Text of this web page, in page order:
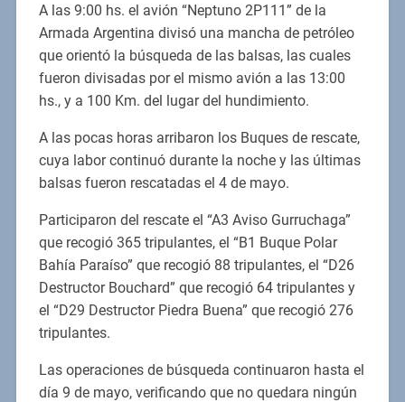
A las 9:00 hs. el avión “Neptuno 2P111” de la
Armada Argentina divisó una mancha de petróleo
que orientó la búsqueda de las balsas, las cuales
fueron divisadas por el mismo avión a las 13:00
hs., y a 100 Km. del lugar del hundimiento.
A las pocas horas arribaron los Buques de rescate,
cuya labor continuó durante la noche y las últimas
balsas fueron rescatadas el 4 de mayo.
Participaron del rescate el “A3 Aviso Gurruchaga”
que recogió 365 tripulantes, el “B1 Buque Polar
Bahía Paraíso” que recogió 88 tripulantes, el “D26
Destructor Bouchard” que recogió 64 tripulantes y
el “D29 Destructor Piedra Buena” que recogió 276
tripulantes.
Las operaciones de búsqueda continuaron hasta el
día 9 de mayo, verificando que no quedara ningún